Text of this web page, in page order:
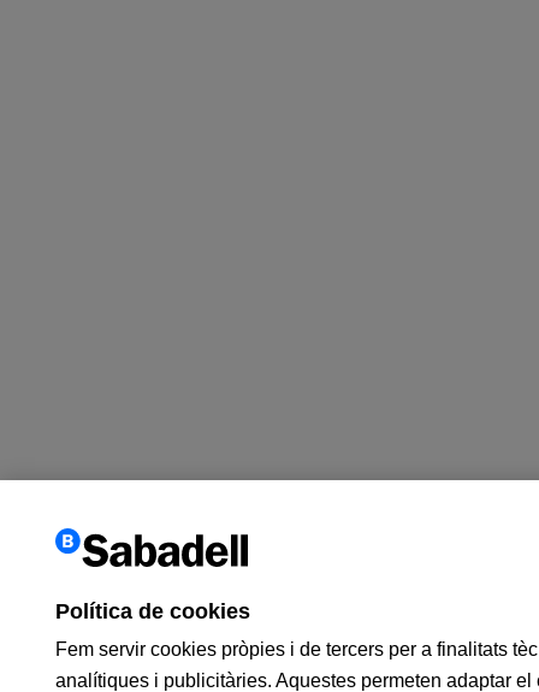
Política de cookies
Fem servir cookies pròpies i de tercers per a finalitats
analítiques i publicitàries. Aquestes permeten adaptar